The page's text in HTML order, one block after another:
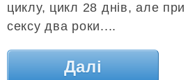
циклу, цикл 28 днів, але
сексу два роки....
Далі